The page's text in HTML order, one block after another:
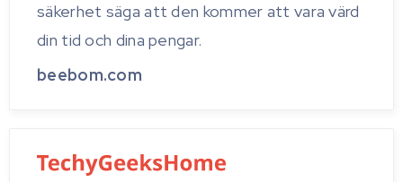
säkerhet säga att den kommer att vara värd
din tid och dina pengar.
beebom.com